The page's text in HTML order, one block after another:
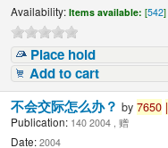
Availability: Items available: [542
Place hold
Add to cart
不会交际怎么办？by7650 |
Publication: 140 2004 , 赠
Date: 2004